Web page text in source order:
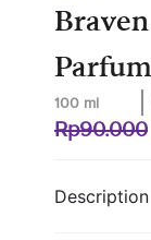
100 ml
Rp90.000
Description